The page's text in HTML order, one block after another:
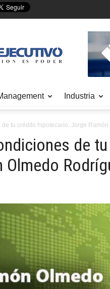
Industria
tu crédito hipotecario. Jorge
de
Olmedo